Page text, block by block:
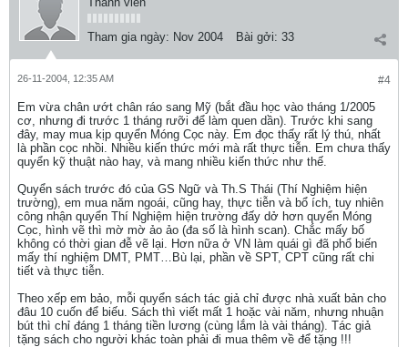
Tham gia ngày: Nov 2004 Bài gởi: 33
#4
26-11-2004, 12:35 AM
Em vừa chân ướt chân ráo sang Mỹ (bắt đầu học vào tháng 1/2005
cơ, nhưng đi trước 1 tháng rưỡi để làm quen dần). Trước khi sang
đây, may mua kịp quyển Móng Cọc này. Em đọc thấy rất lý thú, nhất
là phần cọc nhồi. Nhiều kiến thức mới mà rất thực tiễn. Em chưa thấy
quyển kỹ thuật nào hay, và mang nhiều kiến thức như thế.
Quyển sách trước đó của GS Ngữ và Th.S Thái (Thí Nghiệm hiện
trường), em mua năm ngoái, cũng hay, thực tiễn và bổ ích, tuy nhiên
công nhận quyển Thí Nghiệm hiện trường đấy dở hơn quyển Móng
Cọc, hình vẽ thì mờ mờ ảo ảo (đa số là hình scan). Chắc mấy bố
không có thời gian đễ vẽ lại. Hơn nữa ở VN làm quái gì đã phổ biến
mấy thí nghiệm DMT, PMT…Bù lại, phần về SPT, CPT cũng rất chi
tiết và thực tiễn.
Theo xếp em bảo, mỗi quyển sách tác giả chỉ được nhà xuất bản cho
đâu 10 cuốn để biếu. Sách thì viết mất 1 hoặc vài năm, nhưng nhuận
bút thì chỉ đáng 1 tháng tiền lương (cùng lắm là vài tháng). Tác giả
tặng sách cho người khác toàn phải đi mua thêm về để tặng !!!